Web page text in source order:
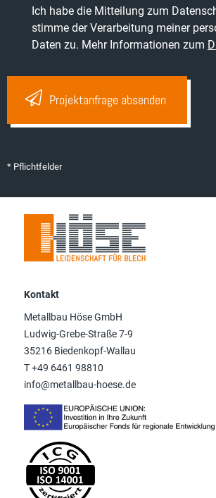
Ich habe die Mitteilung zum
stimme der Verarbeitung meiner
Daten zu. Mehr Informationen zum
Projektanfrage absenden
* Pflichtfelder
Kontakt
Metallbau Höse GmbH
Ludwig-Grebe-Straße 7-9
35216 Biedenkopf-Wallau
T +49 6461 98810
info@metallbau-hoese.de